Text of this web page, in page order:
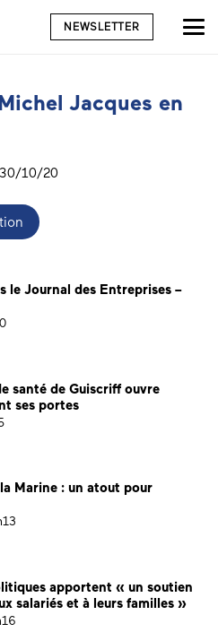
NEWSLETTER
Jacques en
10/20
le Journal des Entreprises –
santé de Guiscriff ouvre
ses portes
Marine : un atout pour
apportent « un soutien
salariés et à leurs familles »